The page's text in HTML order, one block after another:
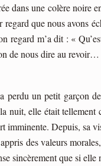
dans une colère noire
que nous avons
regard m’a dit : «
de nous dire au revoir…
perdu un petit garçon
nuit, elle était tellement
imminente. Depuis, sa
des valeurs
sincèrement que si